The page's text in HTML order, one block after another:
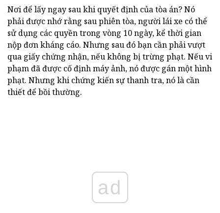
Nơi để lấy ngay sau khi quyết định của tòa án? Nó
phải được nhớ rằng sau phiên tòa, người lái xe có thể
sử dụng các quyền trong vòng 10 ngày, kể thời gian
nộp đơn kháng cáo. Nhưng sau đó bạn cần phải vượt
qua giấy chứng nhận, nếu không bị trừng phạt. Nếu vi
phạm đã được cố định máy ảnh, nó được gán một hình
phạt. Nhưng khi chứng kiến sự thanh tra, nó là cần
thiết để bồi thường.
ad